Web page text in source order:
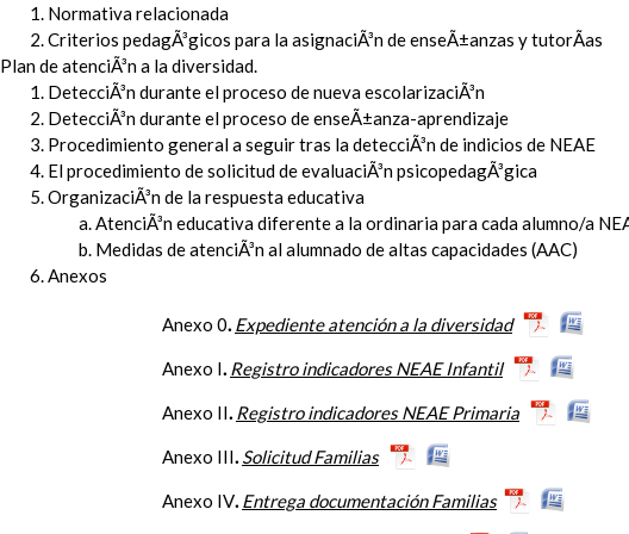
Normativa relacionada
Criterios pedagÃ³gicos para la asignaciÃ³n de enseÃ±anzas y tutorÃ­as
Plan de atenciÃ³n a la diversidad.
DetecciÃ³n durante el proceso de nueva escolarizaciÃ³n
DetecciÃ³n durante el proceso de enseÃ±anza-aprendizaje
Procedimiento general a seguir tras la detecciÃ³n de indicios de NEAE
El procedimiento de solicitud de evaluaciÃ³n psicopedagÃ³gica
OrganizaciÃ³n de la respuesta educativa
AtenciÃ³n educativa diferente a la ordinaria para cada alumno/a
Medidas de atenciÃ³n al alumnado de altas capacidades (AAC)
Anexos
Anexo 0.Expediente atención a la diversidad
Anexo I.Registro indicadores NEAE Infantil
Anexo II.Registro indicadores NEAE Primaria
Anexo III.Solicitud Familias
Anexo IV.Entrega documentación Familias